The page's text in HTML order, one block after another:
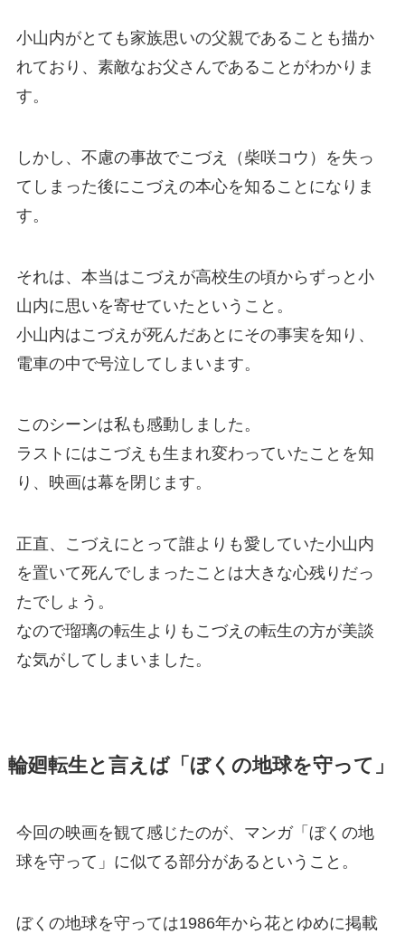
小山内がとても家族思いの父親であることも描か
れており、素敵なお父さんであることがわかりま
す。
しかし、不慮の事故でこづえ（柴咲コウ）を失っ
てしまった後にこづえの本心を知ることになりま
す。
それは、本当はこづえが高校生の頃からずっと小
山内に思いを寄せていたということ。
小山内はこづえが死んだあとにその事実を知り、
電車の中で号泣してしまいます。
このシーンは私も感動しました。
ラストにはこづえも生まれ変わっていたことを知
り、映画は幕を閉じます。
正直、こづえにとって誰よりも愛していた小山内
を置いて死んでしまったことは大きな心残りだっ
たでしょう。
なので瑠璃の転生よりもこづえの転生の方が美談
な気がしてしまいました。
輪廻転生と言えば「ぼくの地球を守って」
今回の映画を観て感じたのが、マンガ「ぼくの地
球を守って」に似てる部分があるということ。
ぼくの地球を守っては1986年から花とゆめに掲載